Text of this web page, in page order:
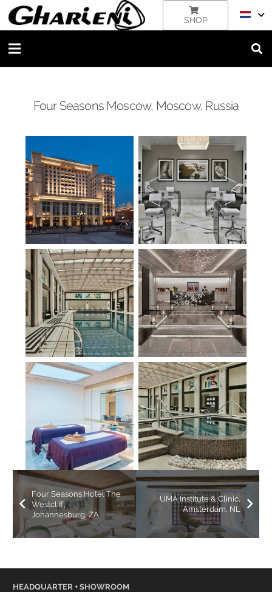
SHOP
Four Seasons Moscow, Moscow, Russia
Four Seasons Hotel The
Westcliff,
Johannesburg, ZA
UMA Institute & Clinic,
Amsterdam, NL
HEADQUARTER + SHOWROOM